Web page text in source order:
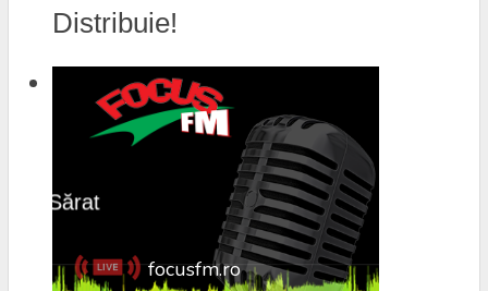
Distribuie!